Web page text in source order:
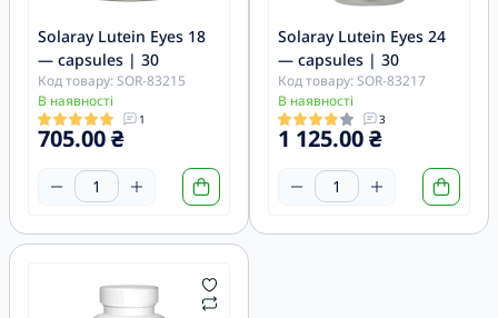
Solaray Lutein Eyes 18
— capsules | 30
Код товару: SOR-83215
В наявності
1
705.00 ₴
Solaray Lutein Eyes 24
— capsules | 30
Код товару: SOR-83217
В наявності
3
1 125.00 ₴